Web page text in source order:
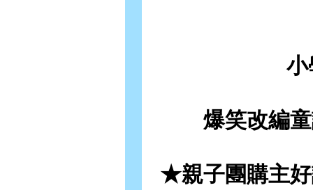
小
爆笑改編
★親子團購主